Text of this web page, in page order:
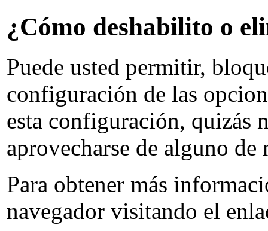
¿Cómo deshabilito o
Puede usted permitir,
configuración de las
esta configuración, quizás
aprovecharse de alguno
Para obtener más
navegador visitando el